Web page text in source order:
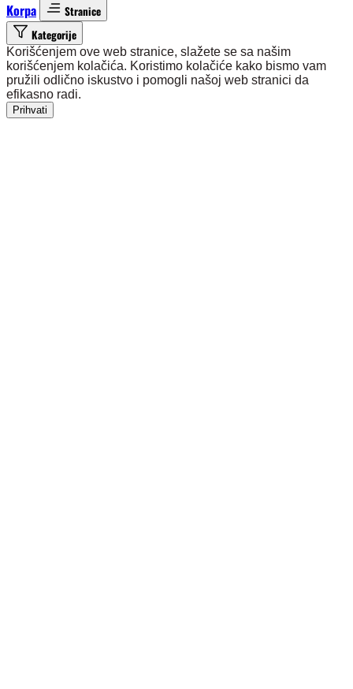
Korpa
Stranice
Kategorije
Korišćenjem ove web stranice, slažete se sa našim
korišćenjem kolačića. Koristimo kolačiće kako bismo vam
pružili odlično iskustvo i pomogli našoj web stranici da
efikasno radi.
Prihvati